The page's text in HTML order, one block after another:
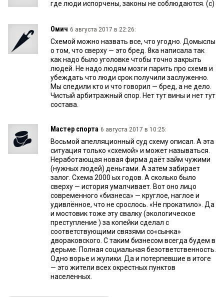
где люди испорчены, законы не соблюдаются. (с)
Омич 6 августа 2017 в 22:26:
Схемой можно назвать все, что угодно. Домыслы
о том, что сверху — это бред. 8ка написала так
как надо было уголовке чтобы точно закрыть
людей. Не надо людям мозги парить про схемв и
убеждать что люди срок получили заслуженно.
Мы следили кто и что говорил — бред, а не дело.
Чистый арбитражный спор. Нет тут вины и нет тут
состава.
Мастер спорта 6 августа 2017 в 10:25:
Восьмой апелляционный суд схему описал. А эта
ситуация только «схемой» и может называться.
Неработающая новая фирма даёт займ чужими
(нужных людей) деньгами. А затем забирает
залог. Схема 2000 ых годов. А сколько было
сверху — история умалчивает. Вот оно лицо
современного «бизнеса» — круглое, наглое и
удивлённое, что не срослось. «Не прокатило». Да
и мостовик тоже эту свалку (экологическое
преступление ) за копейки сделал с
соответствующими связями со«сынка»
двораковского. С таким бизнесом всегда будем в
дерьме. Полная социальная безответственность.
Одно ворье и жулики. Да и потерпевшие в итоге
— это жители всех окрестных пунктов
населенных.